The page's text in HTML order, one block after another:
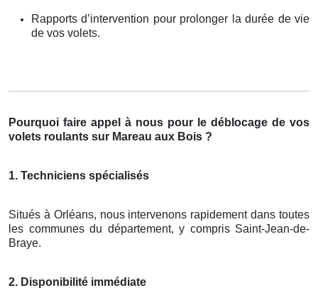
Rapports d’intervention pour prolonger la durée de vie
de vos volets.
Pourquoi faire appel à nous pour le déblocage de vos
volets roulants sur Mareau aux Bois ?
1. Techniciens spécialisés
Situés à Orléans, nous intervenons rapidement dans toutes
les communes du département, y compris Saint-Jean-de-
Braye.
2. Disponibilité immédiate